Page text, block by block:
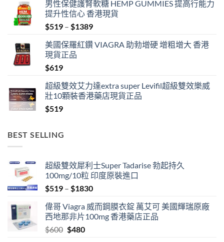
男性保健護腎軟糖 HEMP GUMMIES 提高行能力
提升性信心 香港現貨
$519 – $1389Price
$519
美國保羅紅鑽 VIAGRA 助勃增硬 增粗增大 香港
現貨正品
$619
超級雙效艾力達extra super Levifil超級雙效樂威
壯10顆裝香港藥店現貨正品
$519
BEST SELLING
超級雙效犀利士Super Tadarise 勃起持久
100mg/10粒 印度原裝進口
$519 – $1830Price
$519
through
偉哥 Viagra 威而鋼膜衣錠 萬艾可 美國輝瑞原廠
西地那非片100mg 香港藥店正品
$600 Original
$480Current